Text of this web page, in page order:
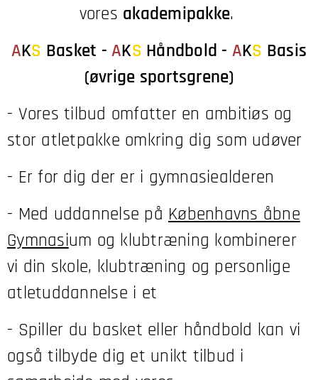
vores akademipakke.
AKS Basket - AKS Håndbold - AKS Basis
(øvrige sportsgrene)
- Vores tilbud omfatter en ambitiøs og
stor atletpakke omkring dig som udøver
- Er for dig der er i gymnasiealderen
- Med uddannelse på Københavns åbne
Gymnasium og klubtræning kombinerer
vi din skole, klubtræning og personlige
atletuddannelse i et
- Spiller du basket eller håndbold kan vi
også tilbyde dig et unikt tilbud i